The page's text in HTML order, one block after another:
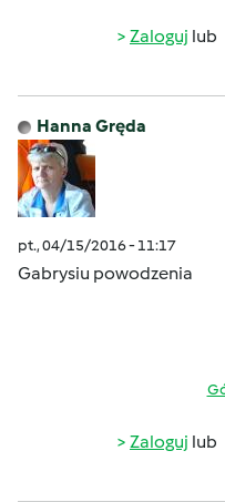
Zaloguj lub
Hanna Gręda
pt., 04/15/2016 - 11:17
Gabrysiu powodzenia
Zaloguj lub